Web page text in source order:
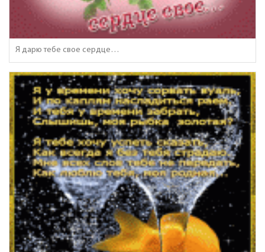
Я дарю тебе свое сердце…